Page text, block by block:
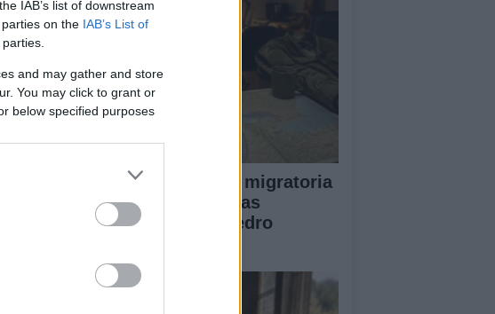
IAB’s list of downstream
on the IAB’s List of
and may gather and store
You may click to grant or
below specified purposes
Análisis de la crisis migratoria
en Ceuta y las críticas
internacionales a Pedro